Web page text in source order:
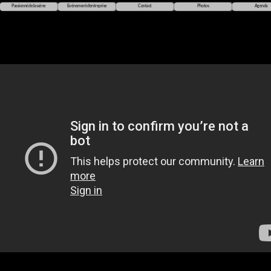
Passionné de la scène Evénement d’entreprise Contact Photos Agenda